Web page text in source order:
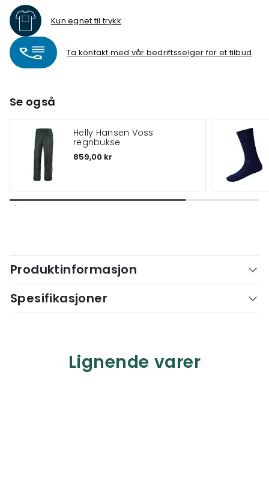
Kun egnet til trykk
Ta kontakt med vår bedriftsselger for et tilbud
Se også
Helly Hansen Voss
regnbukse
859,00 kr
Produktinformasjon
Spesifikasjoner
Lignende varer